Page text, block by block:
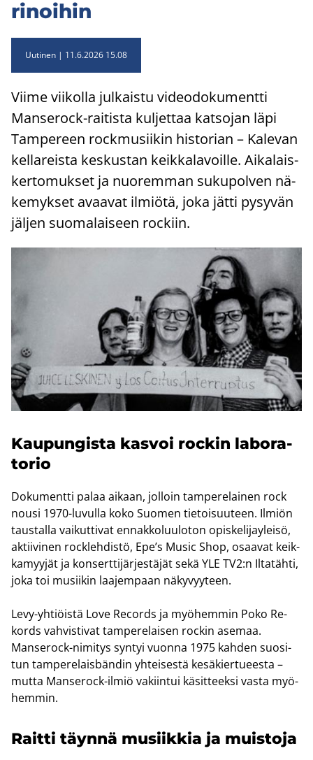
ri­noi­hin
Uutinen 11.6.2026 15.08
Viime vii­kol­la jul­kais­tu vi­deo­do­ku­ment­ti
Manserock-​raitista kul­jet­taa kat­so­jan läpi
Tam­pe­reen rock­musii­kin his­to­rian – Ka­le­van
kel­la­reis­ta kes­kus­tan keik­ka­la­voil­le. Ai­ka­lais­
ker­to­muk­set ja nuo­rem­man su­ku­pol­ven nä­
ke­myk­set avaa­vat il­miö­tä, joka jätti py­sy­vän
jäl­jen suo­ma­lai­seen roc­kiin.
Kau­pun­gis­ta kas­voi roc­kin la­bo­ra­
to­rio
Do­ku­ment­ti palaa ai­kaan, jol­loin tam­pe­re­lai­nen rock
nousi 1970-​luvulla koko Suo­men tie­toi­suu­teen. Il­miön
taus­tal­la vai­kut­ti­vat en­nak­ko­luu­lo­ton opis­ke­li­jay­lei­sö,
ak­tii­vi­nen rockleh­dis­tö, Epe’s Music Shop, osaa­vat keik­
ka­myy­jät ja kon­sert­ti­jär­jes­tä­jät sekä YLE TV2:n Il­ta­täh­ti,
joka toi musii­kin laa­jem­paan nä­ky­vyy­teen.
Levy-​yhtiöistä Love Records ja myö­hem­min Poko Re­
kords vah­vis­ti­vat tam­pe­re­lai­sen roc­kin ase­maa.
Manserock-​nimitys syn­tyi vuon­na 1975 kah­den suo­si­
tun tam­pe­re­laisbän­din yh­tei­ses­tä ke­sä­kier­tu­ees­ta –
mutta Manserock-​ilmiö va­kiin­tui kä­sit­teek­si vasta myö­
hem­min.
Rait­ti täyn­nä musiik­kia ja muis­to­ja